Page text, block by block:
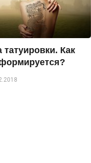
татуировки. Как